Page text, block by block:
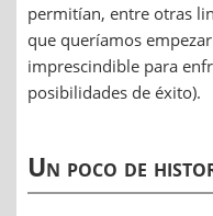
permitían, entre otras
que queríamos
imprescindible para
posibilidades de éxito).
Un poco de